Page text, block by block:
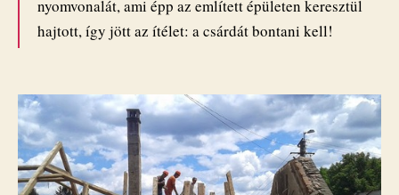
nyomvonalát, ami épp az említett épületen keresztül
hajtott, így jött az ítélet: a csárdát bontani kell!